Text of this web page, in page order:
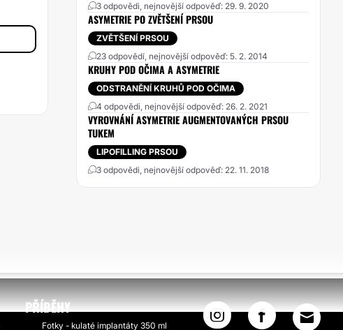
3 odpovědi, nejnovější odpověď: 29. 9. 2020
ASYMETRIE PO ZVĚTŠENÍ PRSOU
ZVĚTŠENÍ PRSOU
23 odpovědí, nejnovější odpověď: 5. 2. 2014
KRUHY POD OČIMA A ASYMETRIE
ODSTRANĚNÍ KRUHŮ POD OČIMA
4 odpovědi, nejnovější odpověď: 26. 2. 2021
VYROVNÁNÍ ASYMETRIE AUGMENTOVANÝCH PRSOU
TUKEM
LIPOFILLING PRSOU
3 odpovědi, nejnovější odpověď: 22. 11. 2018
PŘÍBĚHY
Fotky - kulaté implantáty 350 ml